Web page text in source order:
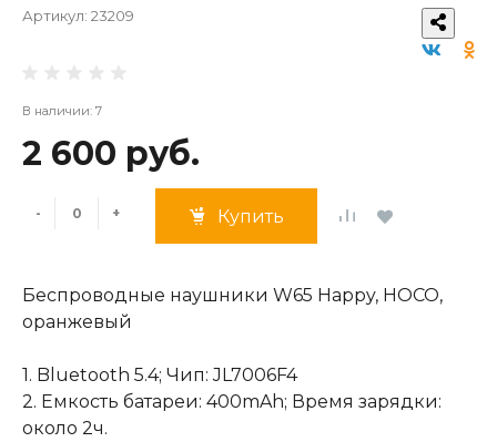
Артикул: 23209
В наличии: 7
2 600 руб.
- + Купить
Беспроводные наушники W65 Happy, HOCO,
оранжевый
1. Bluetooth 5.4; Чип: JL7006F4
2. Емкость батареи: 400mAh; Время зарядки:
около 2ч.